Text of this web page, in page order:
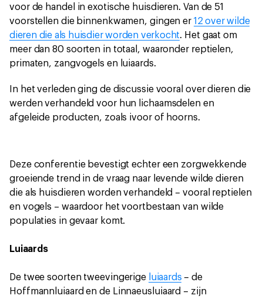
voor de handel in exotische huisdieren. Van de 51
voorstellen die binnenkwamen, gingen er 12 over wilde
dieren die als huisdier worden verkocht. Het gaat om
meer dan 80 soorten in totaal, waaronder reptielen,
primaten, zangvogels en luiaards.
In het verleden ging de discussie vooral over dieren die
werden verhandeld voor hun lichaamsdelen en
afgeleide producten, zoals ivoor of hoorns.
Deze conferentie bevestigt echter een zorgwekkende
groeiende trend in de vraag naar levende wilde dieren
die als huisdieren worden verhandeld – vooral reptielen
en vogels – waardoor het voortbestaan van wilde
populaties in gevaar komt.
Luiaards
De twee soorten tweevingerige luiaards – de
Hoffmannluiaard en de Linnaeusluiaard – zijn